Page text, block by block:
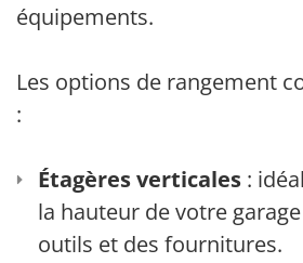
équipements.
Les options de rangement
:
Étagères verticales :
la hauteur de votre
outils et des fournitures.